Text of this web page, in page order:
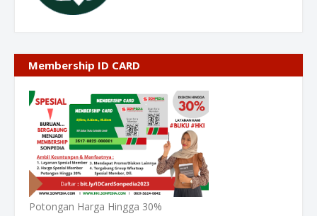
Membership ID CARD
Potongan Harga Hingga 30%